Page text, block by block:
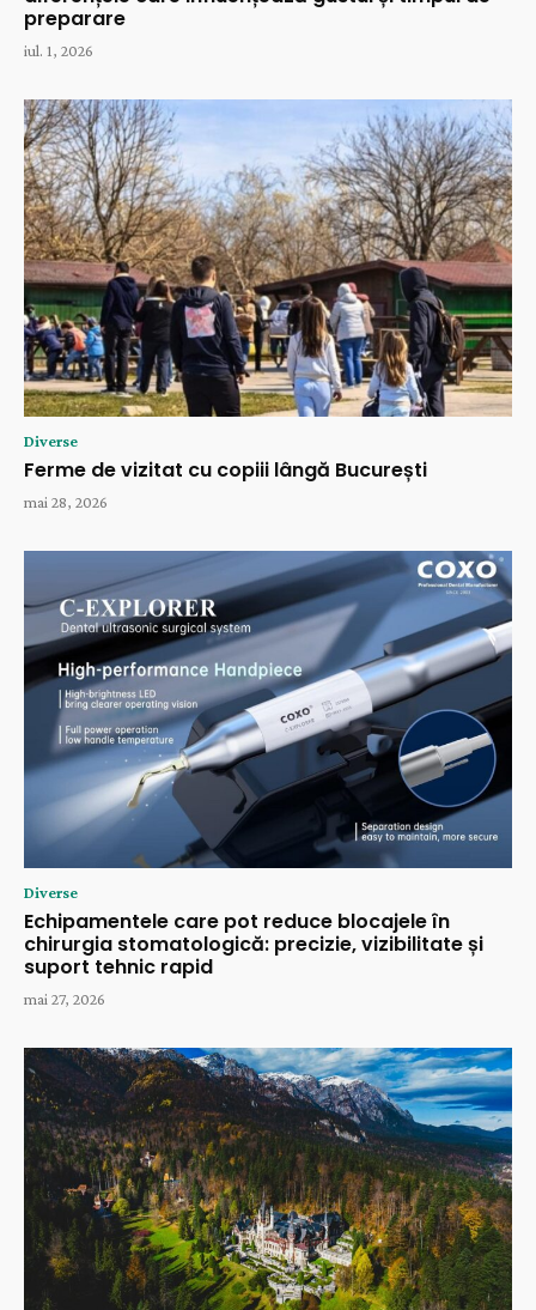
preparare
iul. 1, 2026
Diverse
Ferme de vizitat cu copiii lângă București
mai 28, 2026
Diverse
Echipamentele care pot reduce blocajele în
chirurgia stomatologică: precizie, vizibilitate și
suport tehnic rapid
mai 27, 2026